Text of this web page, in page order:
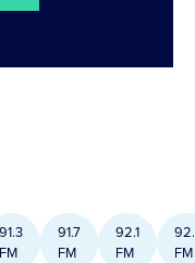
91.3
FM
91.7
FM
92.1
FM
FM